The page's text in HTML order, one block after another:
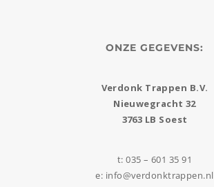
ONZE GEGEVENS:
Verdonk Trappen B.V.
Nieuwegracht 32
3763 LB Soest
t: 035 – 601 35 91
e: info@verdonktrappen.nl